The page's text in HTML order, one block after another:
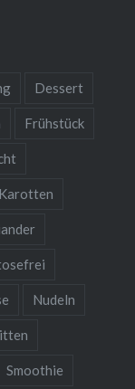
Dessert
Frühstück
Karotten
Nudeln
Smoothie